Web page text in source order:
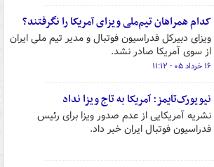
کدام همراهان تیم‌ملی ویزای آمریکا را نگرفتند؟
ویزای دبیرکل فدراسیون فوتبال و مدیر تیم ملی ایران
از سوی آمریکا صادر نشد.
۱۶ خرداد ۰۵ - ۱۱:۱۲
نیویورک‌تایمز: آمریکا به تاج ویزا نداد
نشریه آمریکایی از عدم صدور ویزا برای رئیس
فدراسیون فوتبال ایران خبر داد.